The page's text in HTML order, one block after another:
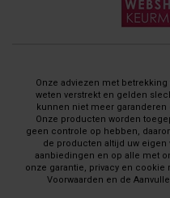
Onze adviezen met
weten verstrekt en gelden
kunnen niet meer garanderen
Onze producten worden
geen controle op hebben,
de producten altijd uw eigen
aanbiedingen en op alle met
onze garantie, privacy en
Voorwaarden en de